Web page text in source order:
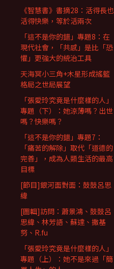
《智慧書》書摘28：活得長也
活得快樂，等於活兩次
「這不是你的錯」專題8：在
現代社會，「共感」是比「恐
懼」更強大的統治工具
天海冥小三角+木星形成搖籃
格局之世局展望
「張愛玲究竟是什麼樣的人」
專題（下）：她涼薄嗎？出世
嗎？快樂嗎？
「這不是你的錯」專題7：
「痛苦的解除」取代「道德的
完善」，成為人類生活的最高
目標
[節目]銀河面對面：鼓鼓呂思
緯
[圖輯]訪問：蕭景鴻、鼓鼓呂
思緯、林芳語、蘇達、撒基
努、R.fu
「張愛玲究竟是什麼樣的人」
專題（上）：她不是來過「簡